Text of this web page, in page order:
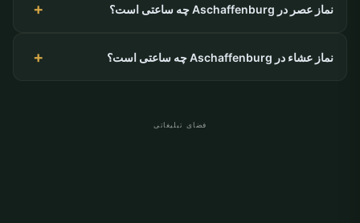
نماز عصر در Aschaffenburg چه ساعتی است؟
نماز عشاء در Aschaffenburg چه ساعتی است؟
فضای تبلیغاتی